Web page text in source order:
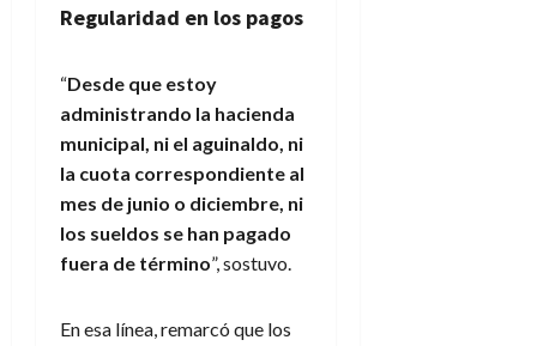
Regularidad en los pagos
“Desde que estoy
administrando la hacienda
municipal, ni el aguinaldo, ni
la cuota correspondiente al
mes de junio o diciembre, ni
los sueldos se han pagado
fuera de término”, sostuvo.
En esa línea, remarcó que los